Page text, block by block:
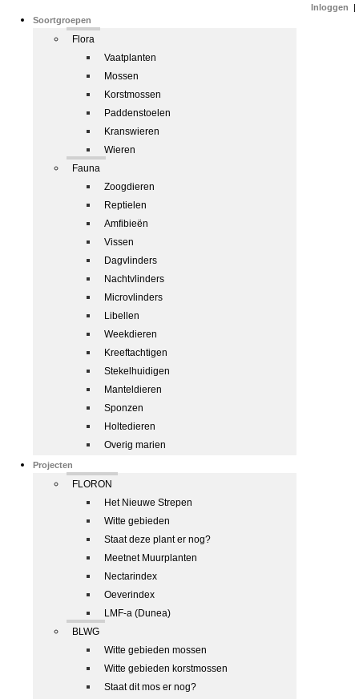
Soortgroepen
Flora
Vaatplanten
Mossen
Korstmossen
Paddenstoelen
Kranswieren
Wieren
Fauna
Zoogdieren
Reptielen
Amfibieën
Vissen
Dagvlinders
Nachtvlinders
Microvlinders
Libellen
Weekdieren
Kreeftachtigen
Stekelhuidigen
Manteldieren
Sponzen
Holtedieren
Overig marien
Projecten
FLORON
Het Nieuwe Strepen
Witte gebieden
Staat deze plant er nog?
Meetnet Muurplanten
Nectarindex
Oeverindex
LMF-a (Dunea)
BLWG
Witte gebieden mossen
Witte gebieden korstmossen
Staat dit mos er nog?
Inloggen |